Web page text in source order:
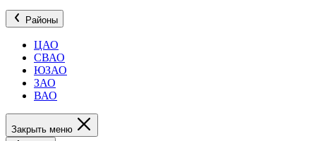
Районы
ЦАО
СВАО
ЮЗАО
ЗАО
ВАО
Закрыть меню